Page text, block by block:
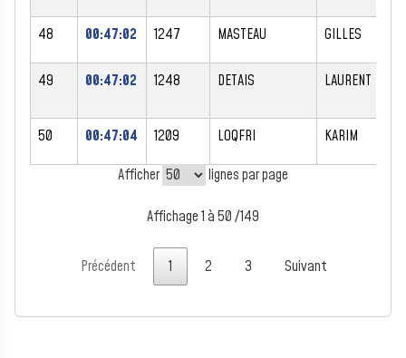
48 00:47:02 1247 MASTEAU GILLES
49 00:47:02 1248 DETAIS LAURENT
50 00:47:04 1209 LOQFRI
KARIM
Afficher
lignes par page
Affichage 1 à 50 /149
Précédent 1 2 3 Suivant